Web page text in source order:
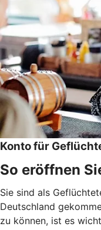
Konto für
So eröffnen
Sie sind als
Deutschland
zu können, ist es